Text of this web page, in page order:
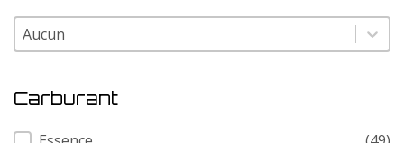
Modele
Modele
Carburant